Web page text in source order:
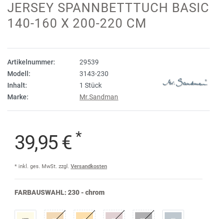
JERSEY SPANNBETTTUCH BASIC
140-160 X 200-220 CM
Artikelnummer:
29539
Modell:
3143-230
Inhalt:
1 Stück
Marke:
Mr.Sandman
39,95 € *
* inkl. ges. MwSt. zzgl. Versandkosten
FARBAUSWAHL:230 - chrom